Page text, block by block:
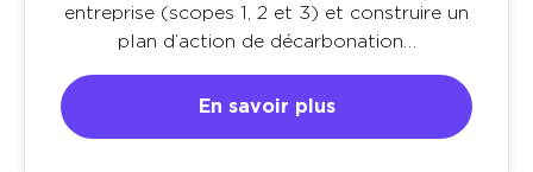
entreprise (scopes 1, 2 et 3) et construire un
plan d’action de décarbonation…
En savoir plus